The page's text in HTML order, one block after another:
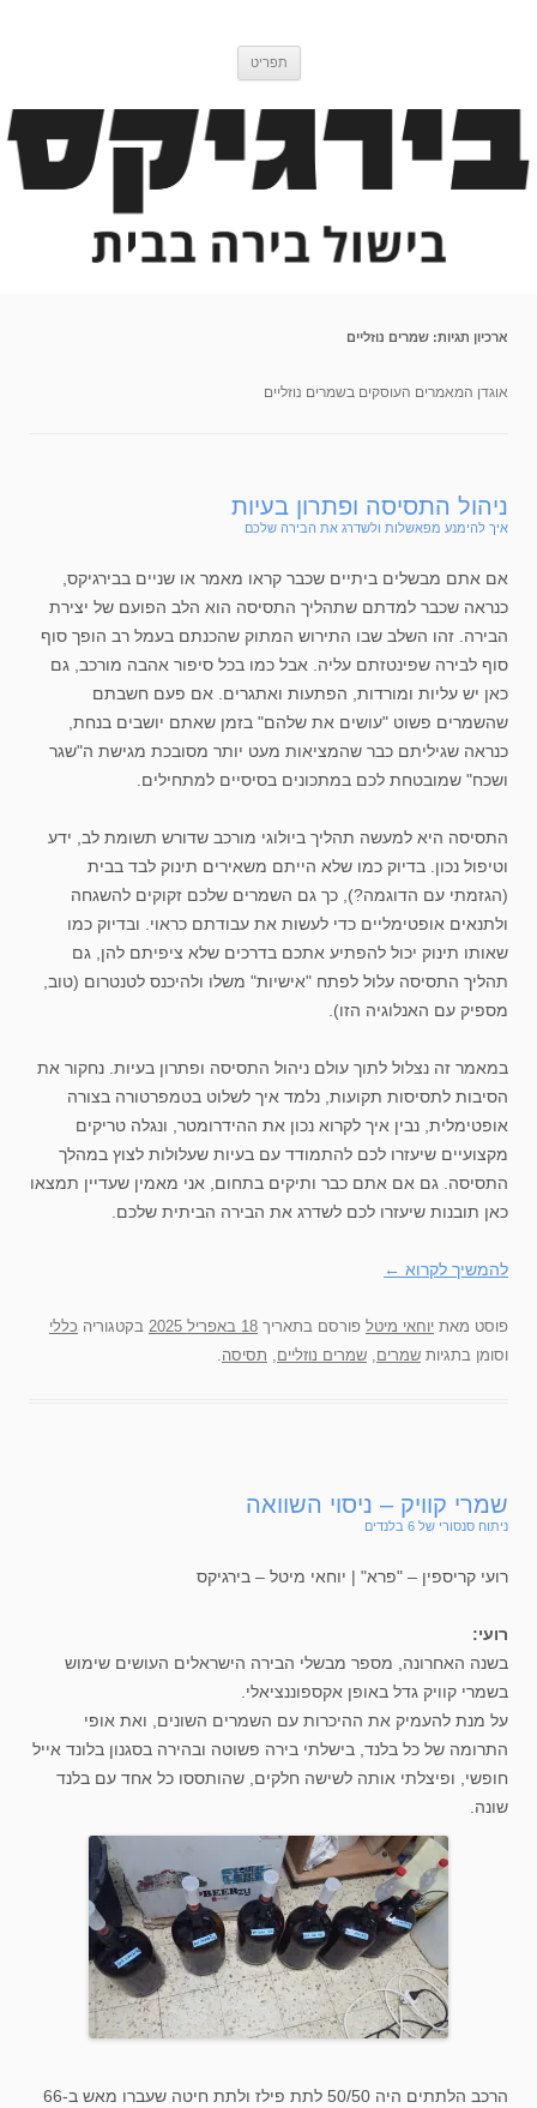
תפריט
ארכיון תגיות: שמרים נוזליים
אוגדן המאמרים העוסקים בשמרים נוזליים
ניהול התסיסה ופתרון בעיות
איך להימנע מפאשלות ולשדרג את הבירה שלכם
אם אתם מבשלים ביתיים שכבר קראו מאמר או שניים בבירגיקס,
כנראה שכבר למדתם שתהליך התסיסה הוא הלב הפועם של יצירת
הבירה. זהו השלב שבו התירוש המתוק שהכנתם בעמל רב הופך סוף
סוף לבירה שפינטזתם עליה. אבל כמו בכל סיפור אהבה מורכב, גם
כאן יש עליות ומורדות, הפתעות ואתגרים. אם פעם חשבתם
שהשמרים פשוט "עושים את שלהם" בזמן שאתם יושבים בנחת,
כנראה שגיליתם כבר שהמציאות מעט יותר מסובכת מגישת ה"שגר
ושכח" שמובטחת לכם במתכונים בסיסיים למתחילים.
התסיסה היא למעשה תהליך ביולוגי מורכב שדורש תשומת לב, ידע
וטיפול נכון. בדיוק כמו שלא הייתם משאירים תינוק לבד בבית
(הגזמתי עם הדוגמה?), כך גם השמרים שלכם זקוקים להשגחה
ולתנאים אופטימליים כדי לעשות את עבודתם כראוי. ובדיוק כמו
שאותו תינוק יכול להפתיע אתכם בדרכים שלא ציפיתם להן, גם
תהליך התסיסה עלול לפתח "אישיות" משלו ולהיכנס לטנטרום (טוב,
מספיק עם האנלוגיה הזו).
במאמר זה נצלול לתוך עולם ניהול התסיסה ופתרון בעיות. נחקור את
הסיבות לתסיסות תקועות, נלמד איך לשלוט בטמפרטורה בצורה
אופטימלית, נבין איך לקרוא נכון את ההידרומטר, ונגלה טריקים
מקצועיים שיעזרו לכם להתמודד עם בעיות שעלולות לצוץ במהלך
התסיסה. גם אם אתם כבר ותיקים בתחום, אני מאמין שעדיין תמצאו
כאן תובנות שיעזרו לכם לשדרג את הבירה הביתית שלכם.
להמשיך לקרוא ←
פוסט מאת יוחאי מיטל פורסם בתאריך 18 באפריל 2025 בקטגוריה כללי
וסומן בתגיות שמרים, שמרים נוזליים, תסיסה.
שמרי קוויק – ניסוי השוואה
ניתוח סנסורי של 6 בלנדים
רועי קריספין – "פרא" | יוחאי מיטל – בירגיקס
רועי:
בשנה האחרונה, מספר מבשלי הבירה הישראלים העושים שימוש
בשמרי קוויק גדל באופן אקספוננציאלי.
על מנת להעמיק את ההיכרות עם השמרים השונים, ואת אופי
התרומה של כל בלנד, בישלתי בירה פשוטה ובהירה בסגנון בלונד אייל
חופשי, ופיצלתי אותה לשישה חלקים, שהותססו כל אחד עם בלנד
שונה.
הרכב הלתתים היה 50/50 לתת פילז ולתת חיטה שעברו מאש ב-66